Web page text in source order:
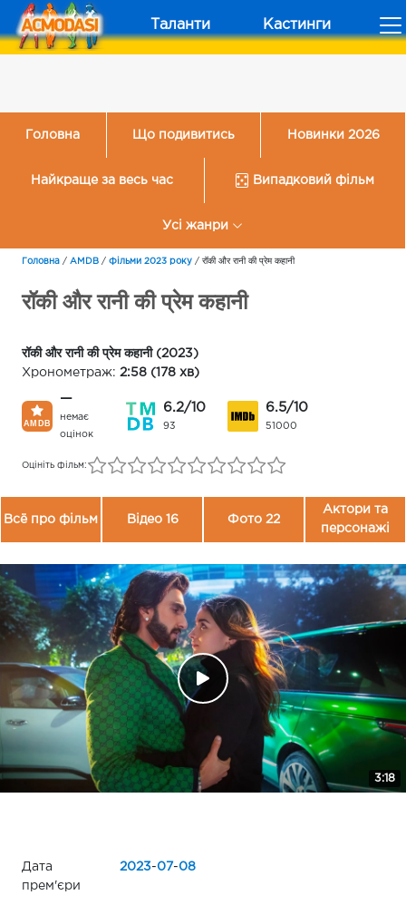
Таланти Кастинги
Головна Що подивитись Новинки 2026
Найкраще за весь час Випадковий фільм
Усі жанри
Головна / AMDB / Фільми 2023 року / रॉकी और रानी की प्रेम कहानी
रॉकी और रानी की प्रेम कहानी
रॉकी और रानी की प्रेम कहानी (2023)
Хронометраж: 2:58 (178 хв)
—
немає
оцінок
6.2/10
93
6.5/10
51000
Оцініть фільм:
Всё про фільм Відео 16 Фото 22
Актори та
персонажі
3:18
Дата
прем'єри
2023-07-08